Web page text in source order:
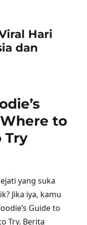
Hari
dan
to
Try
yang suka
Jika iya, kamu
Guide to
Try. Berita